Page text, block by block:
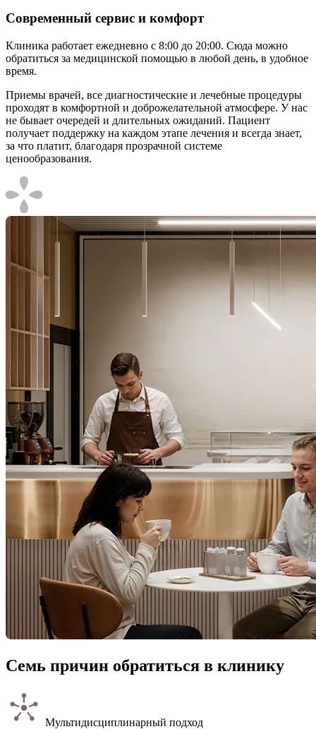
Современный сервис и комфорт
Клиника работает ежедневно с 8:00 до 20:00. Сюда можно
обратиться за медицинской помощью в любой день, в удобное
время.
Приемы врачей, все диагностические и лечебные процедуры
проходят в комфортной и доброжелательной атмосфере. У нас
не бывает очередей и длительных ожиданий. Пациент
получает поддержку на каждом этапе лечения и всегда знает,
за что платит, благодаря прозрачной системе
ценообразования.
Семь причин обратиться в клинику
Мультидисциплинарный подход